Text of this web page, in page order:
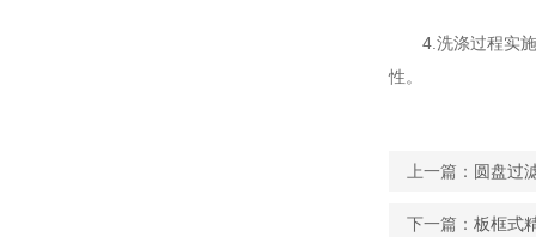
4.洗涤过程实施
性。
上一篇： 圆盘过
下一篇： 板框式